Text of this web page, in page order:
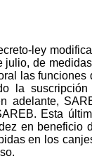
ley
julio, de
las
la
adelante,
Esta
en beneficio
en los